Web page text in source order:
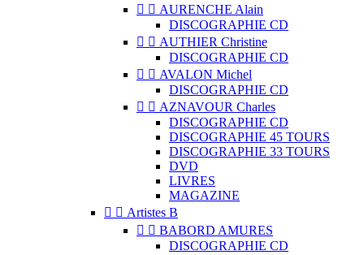
  AURENCHE Alain
DISCOGRAPHIE CD
  AUTHIER Christine
DISCOGRAPHIE CD
  AVALON Michel
DISCOGRAPHIE CD
  AZNAVOUR Charles
DISCOGRAPHIE CD
DISCOGRAPHIE 45 TOURS
DISCOGRAPHIE 33 TOURS
DVD
LIVRES
MAGAZINE
  Artistes B
  BABORD AMURES
DISCOGRAPHIE CD